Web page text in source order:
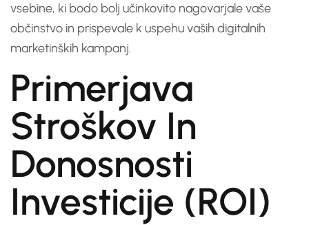
vsebine, ki bodo bolj učinkovito nagovarjale vaše
občinstvo in prispevale k uspehu vaših digitalnih
marketinških kampanj.
Primerjava
Stroškov In
Donosnosti
Investicije (ROI)